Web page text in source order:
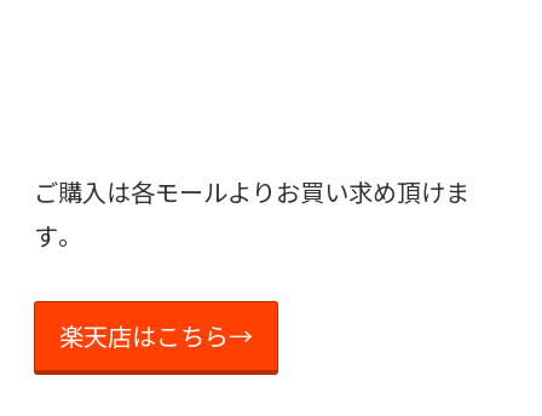
ご購入は各モールよりお買い求め頂けま
す。
楽天店はこちら→